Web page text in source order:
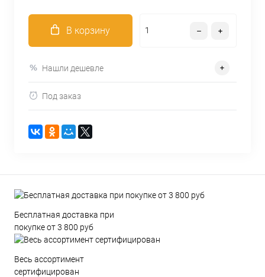
В корзину
Нашли дешевле
Под заказ
Бесплатная доставка при
покупке от 3 800 руб
Весь ассортимент
сертифицирован